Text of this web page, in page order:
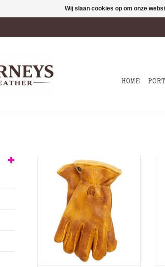
HOME
Leren handschoenen voor de
ruige buitenmens.
Crud leren handschoenen
beginnen als koeienhuid van
hoge k
TOEVOEGEN AAN WINKELWAGEN
Wij slaan cookies op om onze